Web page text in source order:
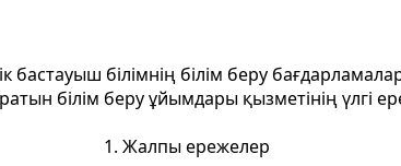
бастауыш білімнің білім беру
білім беру ұйымдары қызметінің үлгі
1. Жалпы ережелер